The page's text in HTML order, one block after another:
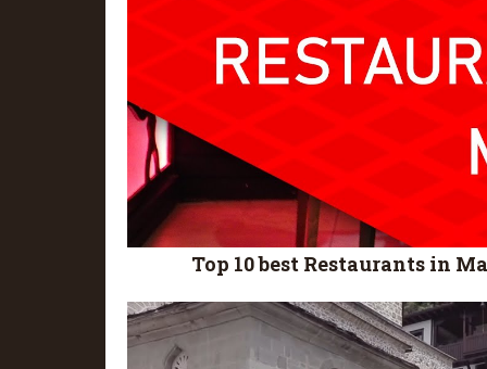
Top 10 best Restaurants in